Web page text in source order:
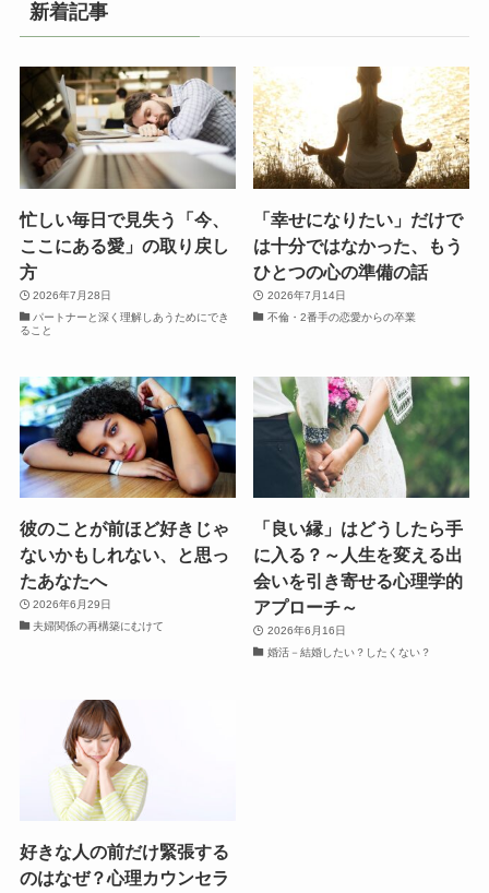
新着記事
忙しい毎日で見失う「今、
ここにある愛」の取り戻し
方
2026年7月28日
パートナーと深く理解しあうためにでき
ること
「幸せになりたい」だけで
は十分ではなかった、もう
ひとつの心の準備の話
2026年7月14日
不倫・2番手の恋愛からの卒業
彼のことが前ほど好きじゃ
ないかもしれない、と思っ
たあなたへ
2026年6月29日
夫婦関係の再構築にむけて
「良い縁」はどうしたら手
に入る？～人生を変える出
会いを引き寄せる心理学的
アプローチ～
2026年6月16日
婚活－結婚したい？したくない？
好きな人の前だけ緊張する
のはなぜ？心理カウンセラ